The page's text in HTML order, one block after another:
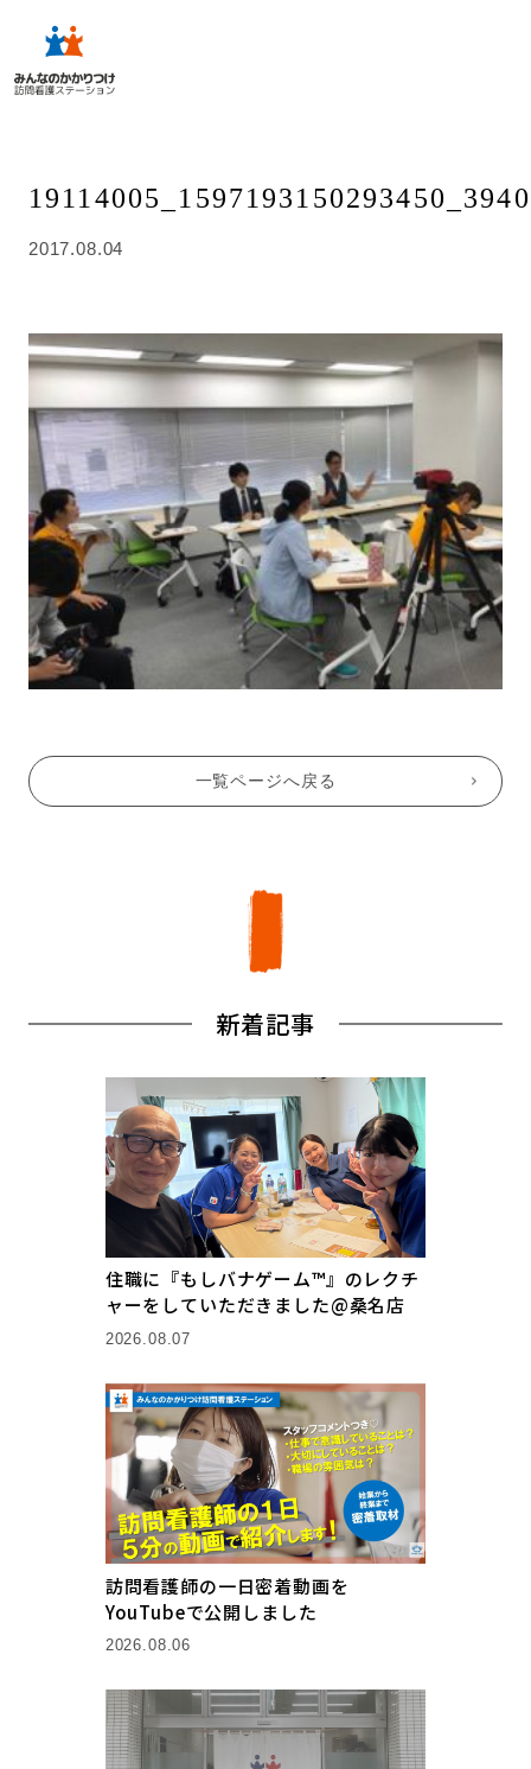
2017.08.04
一覧ページへ戻る
新着記事
住職に『もしバナゲーム™』のレクチ
ャーをしていただきました@桑名店
2026.08.07
訪問看護師の一日密着動画を
YouTubeで公開しました
2026.08.06